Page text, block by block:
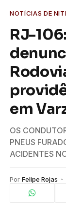
NOTÍCIAS DE
RJ-
em
OS
PNEUS
ACIDENTES
Por Felipe Rojas